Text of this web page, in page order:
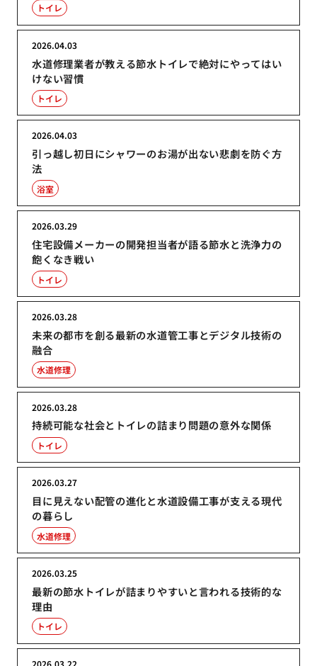
トイレ
水道修理業者が教える節水トイレで絶対にやってはい
けない習慣
2026.04.03
トイレ
引っ越し初日にシャワーのお湯が出ない悲劇を防ぐ方
法
2026.04.03
浴室
住宅設備メーカーの開発担当者が語る節水と洗浄力の
飽くなき戦い
2026.03.29
トイレ
未来の都市を創る最新の水道管工事とデジタル技術の
融合
2026.03.28
水道修理
持続可能な社会とトイレの詰まり問題の意外な関係
2026.03.28
トイレ
目に見えない配管の進化と水道設備工事が支える現代
の暮らし
2026.03.27
水道修理
最新の節水トイレが詰まりやすいと言われる技術的な
理由
2026.03.25
トイレ
2026.03.22